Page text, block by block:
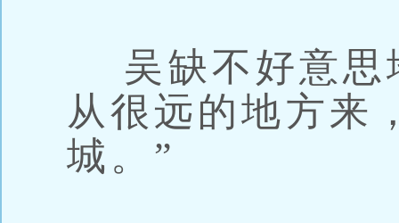
吴缺不好意思
从很远的地方来
城。”